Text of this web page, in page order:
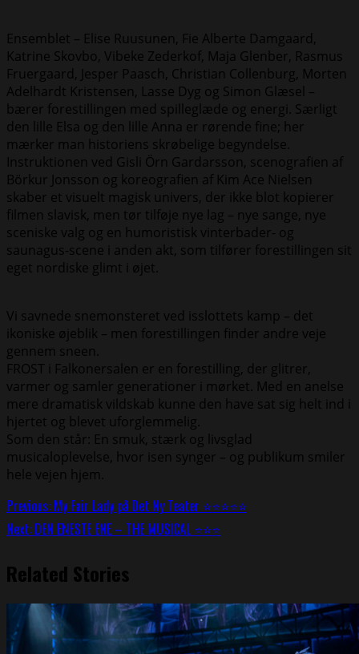
Ensemblet – Elise Ruusunen, Fie Alberte Damgaard,
Katrine Skovbo, Vibeke Zederkof, Maja Glenber, Rasmus
Fruergaard, Jesper Paasch, Christian Collenburg, Morten
Adelhardt Kristensen, Lasse Dyg og Simon Glæsel –
bærer forestillingen med spilleglæde og energi. Særligt
den lille Elsa og den lille Anna er rørende fine; her
mærker man historiens skrøbelige begyndelse.
Instruktionen ved Gisli Örn Gardarsson, scenografien af
Börkur Jonsson og koreografien af Kim Ace Nielsen
skaber et visuelt magisk univers, der ikke blot kopierer
filmen slavisk, men tør tilføje nye lag – nye sange, nye
sceniske valg og en humoristisk vinterbader- og
saunagus-scene i anden akt, som tilfører forestillingen sit
eget nordiske glimt i øjet.
Vi savnede snemonsteret ved isslottets kamp – det
ikoniske øjeblik – men forestillingen finder andre veje
gennem sneen.
FROST i Falkonersalen er en forestilling, der glitrer,
varmer og samler generationer i mørket. Med en anelse
mere dramatisk vildskab kunne den have sat sig helt ind i
hjertet og blevet uforglemmelig.
Som den står: En smuk, stærk og livsglad
musicaloplevelse, hvor isen synger – og publikum smiler
hele vejen hjem.
Continue
Reading
Previous: My Fair Lady på Det Ny Teater ⭐⭐⭐⭐⭐
Next: DEN ENESTE ENE – THE MUSICAL ⭐⭐⭐
Related Stories